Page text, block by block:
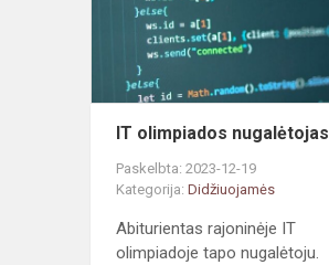
IT olimpiados nugalėtojas
Paskelbta: 2023-12-19
Kategorija: Didžiuojamės
Abiturientas rajoninėje IT
olimpiadoje tapo nugalėtoju.